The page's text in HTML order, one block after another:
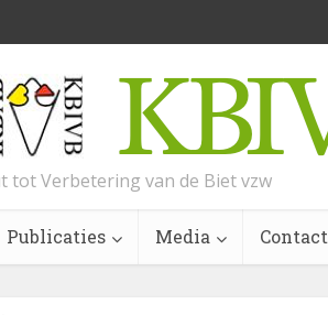
tot Verbetering van de Biet vzw
Publicaties Media Contact